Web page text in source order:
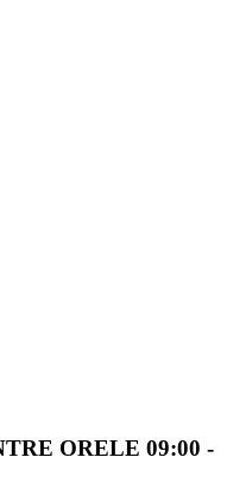
ORELE 09:00 -